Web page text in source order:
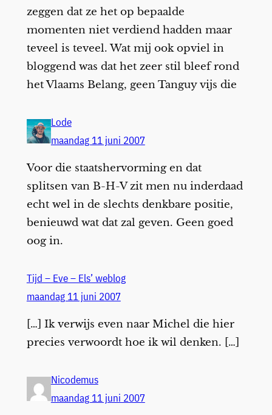
zeggen dat ze het op bepaalde
momenten niet verdiend hadden maar
teveel is teveel. Wat mij ook opviel in
bloggend was dat het zeer stil bleef rond
het Vlaams Belang, geen Tanguy vijs die
Lode
maandag 11 juni 2007
Voor die staatshervorming en dat
splitsen van B-H-V zit men nu inderdaad
echt wel in de slechts denkbare positie,
benieuwd wat dat zal geven. Geen goed
oog in.
Tijd – Eve – Els’ weblog
maandag 11 juni 2007
[…] Ik verwijs even naar Michel die hier
precies verwoordt hoe ik wil denken. […]
Nicodemus
maandag 11 juni 2007